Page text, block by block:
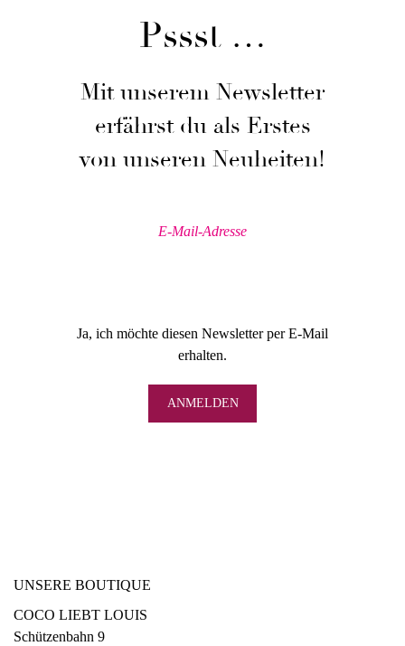
Pssst …
Mit unserem Newsletter
erfährst du als Erstes
von unseren Neuheiten!
Ja, ich möchte diesen Newsletter per E-Mail
erhalten.
UNSERE BOUTIQUE
COCO LIEBT LOUIS
Schützenbahn 9